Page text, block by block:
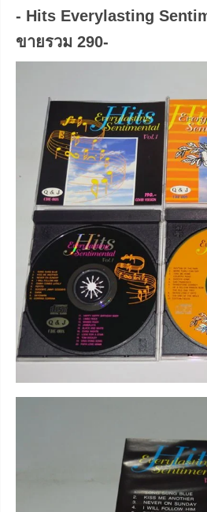
- Hits Everylasting
ขายรวม 290-